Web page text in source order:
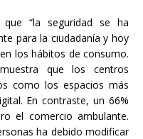
“la seguridad se ha
para la ciudadanía y hoy
los hábitos de consumo.
que los centros
como los espacios más
En contraste, un 66%
el comercio ambulante.
ha debido modificar